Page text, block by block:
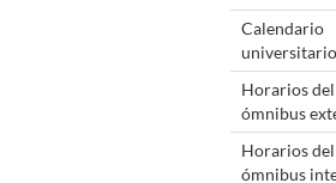
Calendario
universitario
Horarios del
ómnibus
Horarios del
ómnibus